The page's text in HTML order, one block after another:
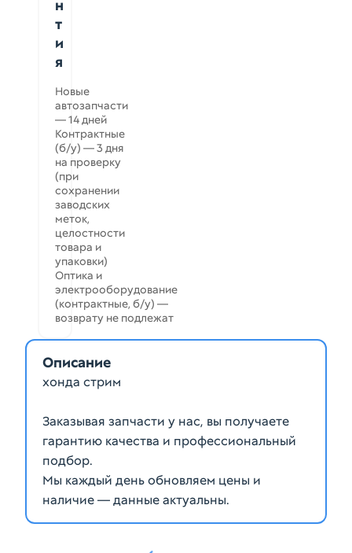
н
т
и
я
Новые
автозапчасти
— 14 дней
Контрактные
(б/у) — 3 дня
на проверку
(при
сохранении
заводских
меток,
целостности
товара и
упаковки)
Оптика и
электрооборудование
(контрактные, б/у) —
возврату не подлежат
Описание
хонда стрим
Заказывая запчасти у нас, вы получаете
гарантию качества и профессиональный
подбор.
Мы каждый день обновляем цены и
наличие — данные актуальны.